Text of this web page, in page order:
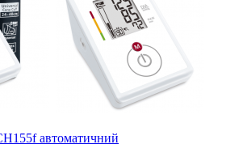
автоматичний